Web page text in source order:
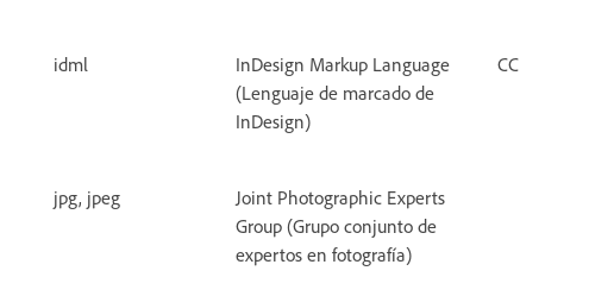
idml
InDesign Markup Language
(Lenguaje de marcado de
InDesign)
CC
jpg, jpeg
Joint Photographic Experts
Group (Grupo conjunto de
expertos en fotografía)